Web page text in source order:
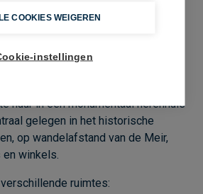
Antwerpen
op een toplocatie in
deze unieke kans: stijlvolle en
huur in een monumentaal herenhuis
gelegen in het historische
op wandelafstand van de Meir,
winkels.
ruimtes: